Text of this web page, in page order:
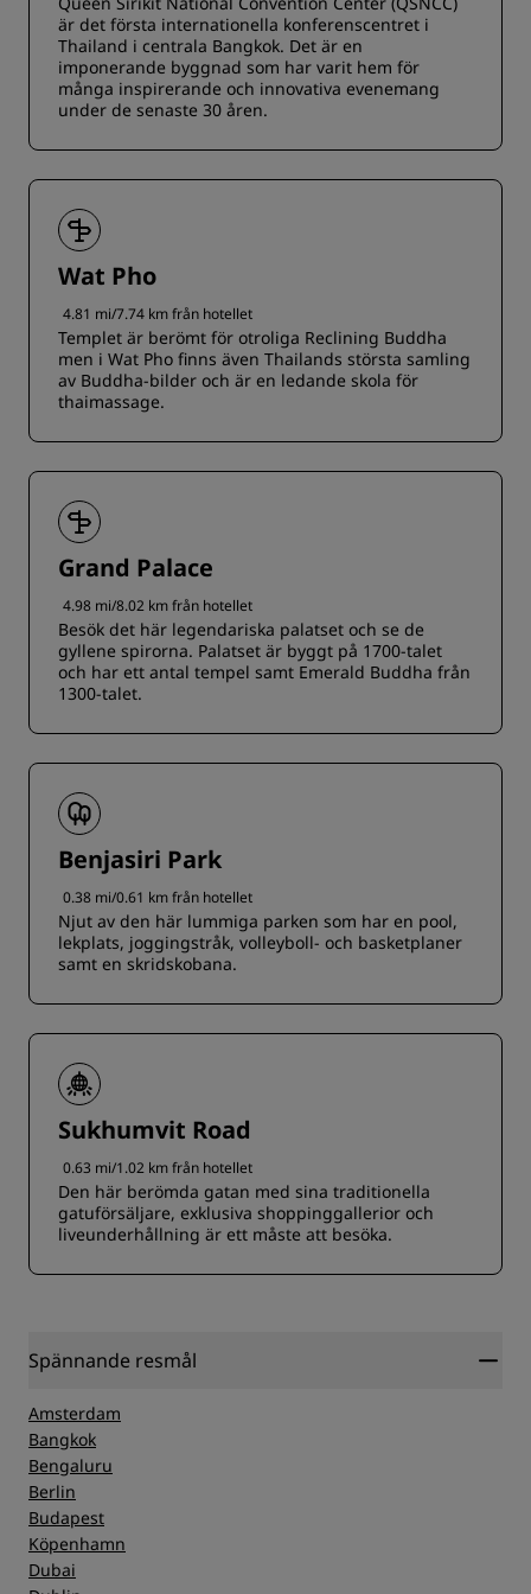
är det första internationella konferenscentret i
Thailand i centrala Bangkok. Det är en
imponerande byggnad som har varit hem för
många inspirerande och innovativa evenemang
under de senaste 30 åren.
Wat Pho
4.81 mi/7.74 km från hotellet
Templet är berömt för otroliga Reclining Buddha
men i Wat Pho finns även Thailands största samling
av Buddha-bilder och är en ledande skola för
thaimassage.
Grand Palace
4.98 mi/8.02 km från hotellet
Besök det här legendariska palatset och se de
gyllene spirorna. Palatset är byggt på 1700-talet
och har ett antal tempel samt Emerald Buddha från
1300-talet.
Benjasiri Park
0.38 mi/0.61 km från hotellet
Njut av den här lummiga parken som har en pool,
lekplats, joggingstråk, volleyboll- och basketplaner
samt en skridskobana.
Sukhumvit Road
0.63 mi/1.02 km från hotellet
Den här berömda gatan med sina traditionella
gatuförsäljare, exklusiva shoppinggallerior och
liveunderhållning är ett måste att besöka.
Spännande resmål
Amsterdam
Bangkok
Bengaluru
Berlin
Budapest
Köpenhamn
Dubai